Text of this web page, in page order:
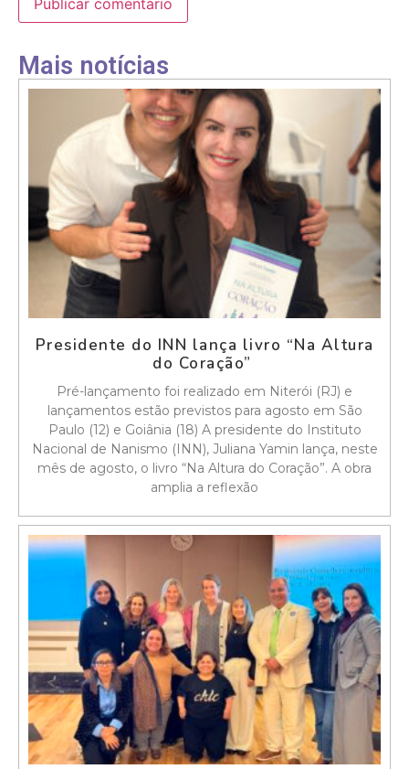
Mais notícias
Presidente do INN lança livro “Na Altura
do Coração”
Pré-lançamento foi realizado em Niterói (RJ) e
lançamentos estão previstos para agosto em São
Paulo (12) e Goiânia (18) A presidente do Instituto
Nacional de Nanismo (INN), Juliana Yamin lança, neste
mês de agosto, o livro “Na Altura do Coração”. A obra
amplia a reflexão